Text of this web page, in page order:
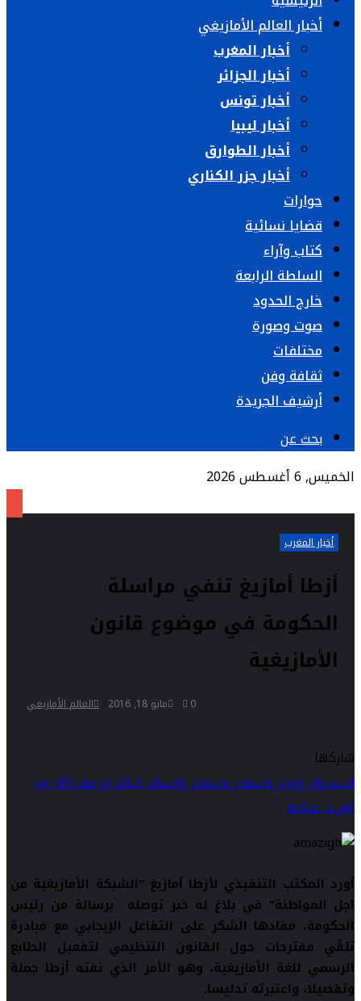
أخبار العالم الأمازيغي
أخبار المغرب
أخبار الجزائر
أخبار تونس
أخبار ليبيا
أخبار الطوارق
أخبار جزر الكناري
حوارات
قضايا نسائية
كتاب وآراء
السلطة الرابعة
خارج الحدود
صوت وصورة
مختلفات
ثقافة وفن
أرشيف الجريدة
بحث عن
الخميس, 6 أغسطس 2026
أخبار المغرب
أزطا أمازيغ تنفي مراسلة
الحكومة في موضوع قانون
الأمازيغية
العالم الأمازيغي مايو 18, 2016 0
شاركها
فيسبوكتويترماسنجرماسنجرواتسابتيلقراممشاركة عبر
البريدطباعة
أورد المكتب التنفيذي لأزطا أمازيغ “الشبكة الأمازيغية من
اجل المواطنة” في بلاغ له خبر توصله برسالة من رئيس
الحكومة، مفادها الشكر على التفاعل الإيجابي مع مبادرة
تلقّي مقترحات حول القانون التنظيمي لتفعيل الطابع
الرسمي للغة الأمازيغية، وهو الأمر الذي نفته أزطا جملة
وتفصيلا، واعتبرته تدليسا.